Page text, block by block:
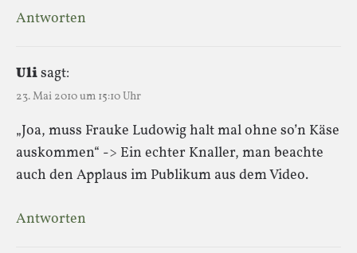
Antworten
Ulisagt:
23. Mai 2010 um 15:10 Uhr
„Joa, muss Frauke Ludowig halt mal ohne so’n Käse
auskommen“ -> Ein echter Knaller, man beachte
auch den Applaus im Publikum aus dem Video.
Antworten